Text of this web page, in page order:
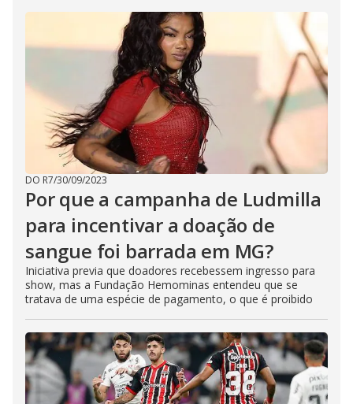
DO R7/30/09/2023
Por que a campanha de Ludmilla
para incentivar a doação de
sangue foi barrada em MG?
Iniciativa previa que doadores recebessem ingresso para
show, mas a Fundação Hemominas entendeu que se
tratava de uma espécie de pagamento, o que é proibido